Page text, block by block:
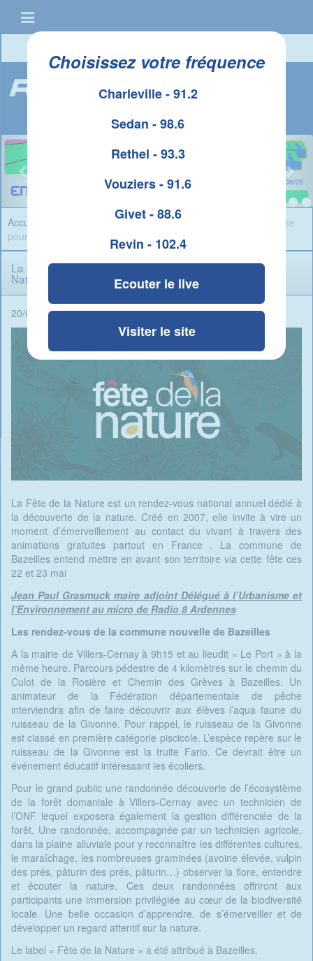
Choisissez votre fréquence
Charleville - 91.2
Sedan - 98.6
Rethel - 93.3
Vouziers - 91.6
Givet - 88.6
Revin - 102.4
Ecouter le live
Visiter le site
Accueil Infos Ardennes» La commune de Bazeilles se mobilise
pour la Fête de la Nature
La commune de Bazeilles se mobilise pour la Fête de la
Nature
20/05/2026 - 08:09 -Rédigé par René Ait Braham
La Fête de la Nature est un rendez-vous national annuel dédié à
la découverte de la nature. Créé en 2007, elle invite à vire un
moment d’émerveillement au contact du vivant à travers des
animations gratuites partout en France . La commune de
Bazeilles entend mettre en avant son territoire via cette fête ces
22 et 23 mai
Jean Paul Grasmuck maire adjoint Délégué à l’Urbanisme et
l’Environnement au micro de Radio 8 Ardennes
Les rendez-vous de la commune nouvelle de Bazeilles
A la mairie de Villers-Cernay à 9h15 et au lieudit « Le Port » à la
même heure. Parcours pédestre de 4 kilomètres sur le chemin du
Culot de la Rosière et Chemin des Grèves à Bazeilles. Un
animateur de la Fédération départementale de pêche
interviendra afin de faire découvrir aux élèves l’aqua faune du
ruisseau de la Givonne. Pour rappel, le ruisseau de la Givonne
est classé en première catégorie piscicole. L’espèce repère sur le
ruisseau de la Givonne est la truite Fario. Ce devrait être un
événement éducatif intéressant les écoliers.
Pour le grand public une randonnée découverte de l’écosystème
de la forêt domaniale à Villers-Cernay avec un technicien de
l’ONF lequel exposera également la gestion différenciée de la
forêt. Une randonnée, accompagnée par un technicien agricole,
dans la plaine alluviale pour y reconnaître les différentes cultures,
le maraîchage, les nombreuses graminées (avoine élevée, vulpin
des prés, pâturin des prés, pâturin…) observer la flore, entendre
et écouter la nature. Ces deux randonnées offriront aux
participants une immersion privilégiée au cœur de la biodiversité
locale. Une belle occasion d’apprendre, de s’émerveiller et de
développer un regard attentif sur la nature.
Le label « Fête de la Nature » a été attribué à Bazeilles.